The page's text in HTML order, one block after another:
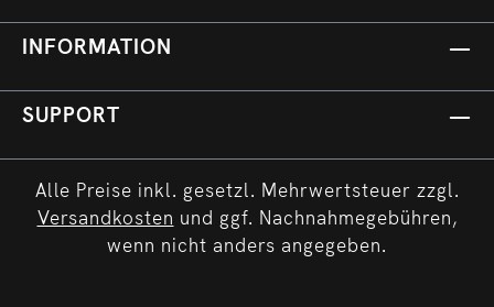
INFORMATION
SUPPORT
Alle Preise inkl. gesetzl. Mehrwertsteuer zzgl.
Versandkosten und ggf. Nachnahmegebühren,
wenn nicht anders angegeben.